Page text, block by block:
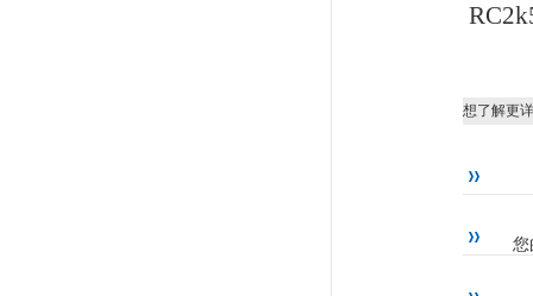
想了解更
您